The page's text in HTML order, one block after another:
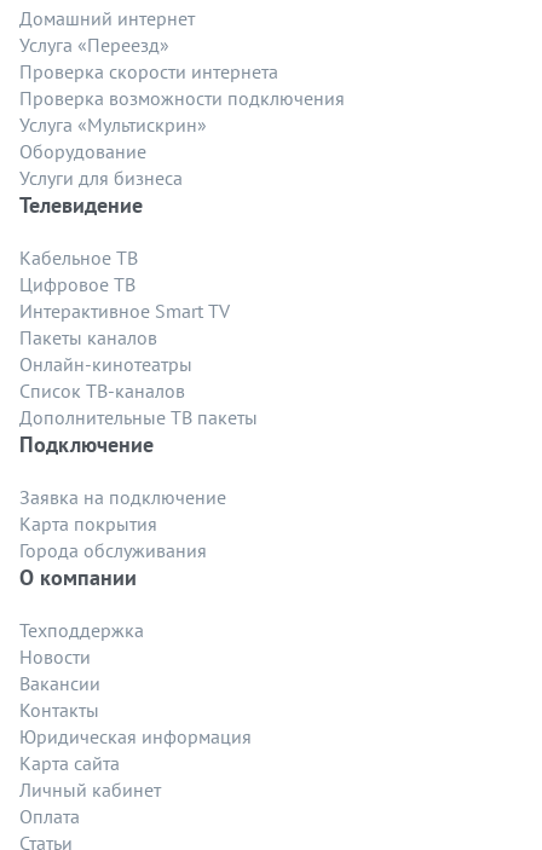
Домашний интернет
Услуга «Переезд»
Проверка скорости интернета
Проверка возможности подключения
Услуга «Мультискрин»
Оборудование
Услуги для бизнеса
Телевидение
Кабельное ТВ
Цифровое ТВ
Интерактивное Smart TV
Пакеты каналов
Онлайн-кинотеатры
Список ТВ-каналов
Дополнительные ТВ пакеты
Подключение
Заявка на подключение
Карта покрытия
Города обслуживания
О компании
Техподдержка
Новости
Вакансии
Контакты
Юридическая информация
Карта сайта
Личный кабинет
Оплата
Статьи